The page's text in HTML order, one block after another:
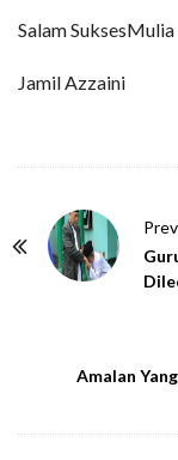
Salam SuksesMulia
Jamil Azzaini
Amalan